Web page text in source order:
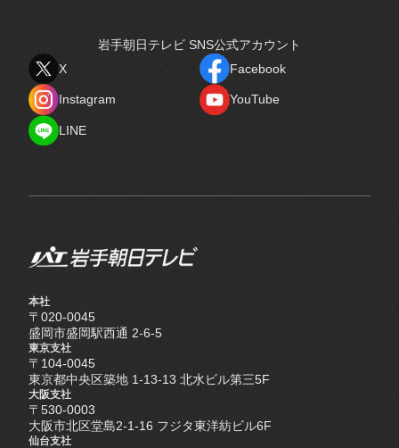
岩手朝日テレビ SNS公式アカウント
X
Facebook
Instagram
YouTube
LINE
本社
〒020-0045
盛岡市盛岡駅西通 2-6-5
東京支社
〒104-0045
東京都中央区築地 1-13-13 北水ビル第三5F
大阪支社
〒530-0003
大阪市北区堂島2-1-16 フジタ東洋紡ビル6F
仙台支社